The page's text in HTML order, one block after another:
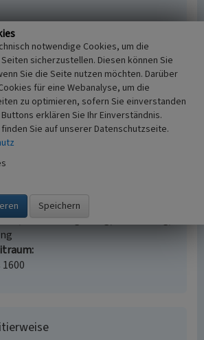
- Hubbelrath
Kulturdenkmal
gem. § 3 DSchG NW
Naturschutz, Archäologie
Schriften, Auswertung
Geländebegehung/-kartierung,
notwendige Cookies, um die
sicherzustellen. Diesen können Sie
Sie die Seite nutzen möchten. Darüber
für eine Webanalyse, um die
zu optimieren, sofern Sie einverstanden
erklären Sie Ihr Einverständnis.
Sie auf unserer Datenschutzseite.